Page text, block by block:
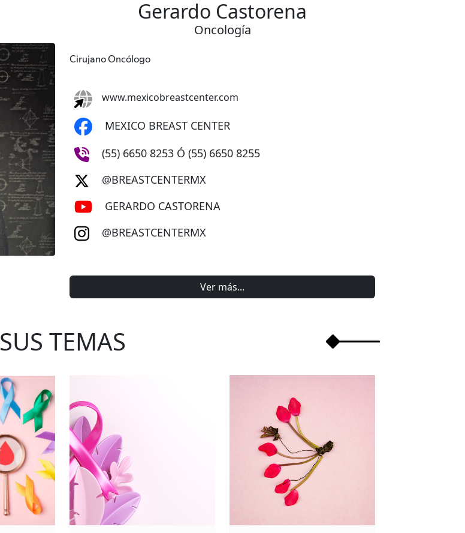
Gerardo Castorena
Oncología
Cirujano Oncólogo
www.mexicobreastcenter.com
MEXICO BREAST CENTER
(55) 6650 8253 Ó (55) 6650 8255
@BREASTCENTERMX
GERARDO CASTORENA
@BREASTCENTERMX
Ver más...
SUS TEMAS